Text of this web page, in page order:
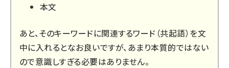
本文
あと、そのキーワードに関連するワード（共起語）を文
中に入れるとなお良いですが、あまり本質的ではない
ので意識しすぎる必要はありません。